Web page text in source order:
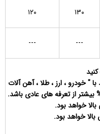
۱۳۰ ۱۲۰
---
---
" خودرو ، ارز ، طلا ، آهن آلات